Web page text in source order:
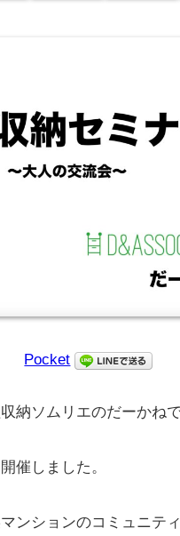
Pocket
納ソムリエのだーかねで
催しました。
ンションのコミュニティ